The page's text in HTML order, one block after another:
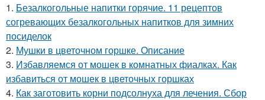
1. Безалкогольные напитки горячие. 11 рецептов
согревающих безалкогольных напитков для зимних
посиделок
2. Мушки в цветочном горшке. Описание
3. Избавляемся от мошек в комнатных фиалках. Как
избавиться от мошек в цветочных горшках
4. Как заготовить корни подсолнуха для лечения. Сбор